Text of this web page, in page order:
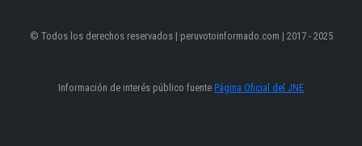
© Todos los derechos reservados | peruvotoinformado.com | 2017 - 2025
Información de interés público fuente Página Oficial del JNE